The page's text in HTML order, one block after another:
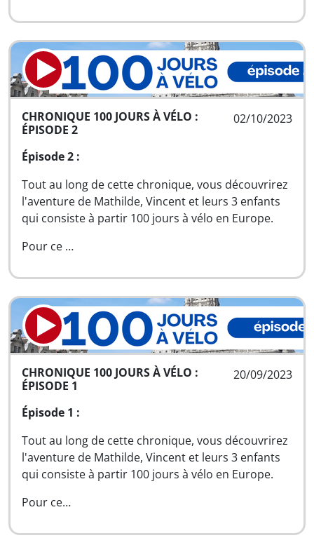
02/10/2023
CHRONIQUE 100 JOURS À VÉLO :
ÉPISODE 2
Épisode 2 :
Tout au long de cette chronique, vous découvrirez
l'aventure de Mathilde, Vincent et leurs 3 enfants
qui consiste à partir 100 jours à vélo en Europe.
Pour ce …
20/09/2023
CHRONIQUE 100 JOURS À VÉLO :
ÉPISODE 1
Épisode 1 :
Tout au long de cette chronique, vous découvrirez
l'aventure de Mathilde, Vincent et leurs 3 enfants
qui consiste à partir 100 jours à vélo en Europe.
Pour ce…